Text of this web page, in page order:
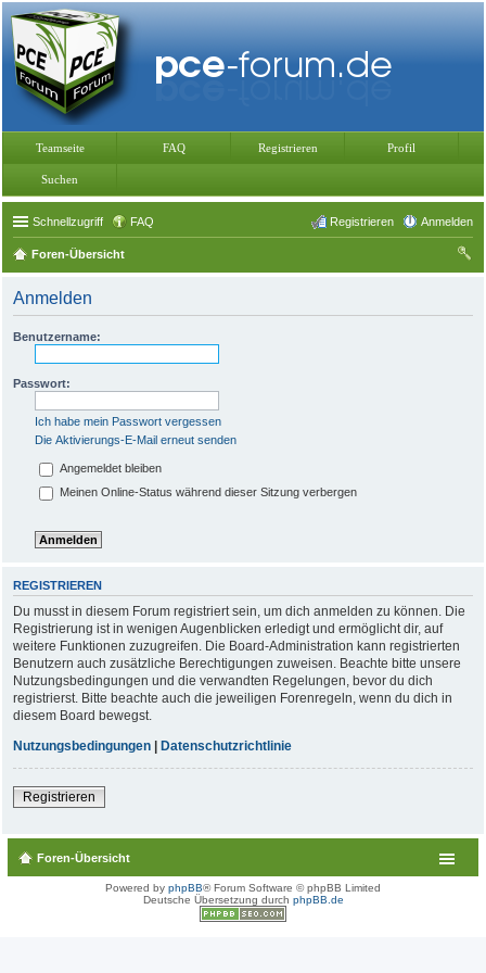
Teamseite FAQ Registrieren Profil
Suchen
Schnellzugriff FAQ Anmelden
Registrieren
Foren-Übersicht
Anmelden
Benutzername:
Passwort:
Ich habe mein Passwort vergessen
Die Aktivierungs-E-Mail erneut senden
Angemeldet bleiben
Meinen Online-Status während dieser Sitzung verbergen
REGISTRIEREN
Du musst in diesem Forum registriert sein, um dich anmelden zu können. Die
Registrierung ist in wenigen Augenblicken erledigt und ermöglicht dir, auf
weitere Funktionen zuzugreifen. Die Board-Administration kann registrierten
Benutzern auch zusätzliche Berechtigungen zuweisen. Beachte bitte unsere
Nutzungsbedingungen und die verwandten Regelungen, bevor du dich
registrierst. Bitte beachte auch die jeweiligen Forenregeln, wenn du dich in
diesem Board bewegst.
Nutzungsbedingungen | Datenschutzrichtlinie
Registrieren
Foren-Übersicht
Powered by phpBB® Forum Software © phpBB Limited
Deutsche Übersetzung durch phpBB.de